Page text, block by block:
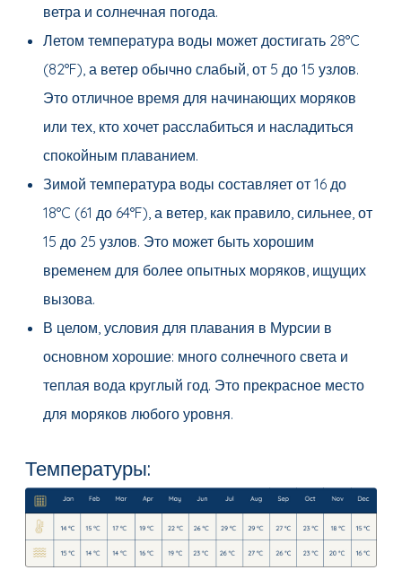
ветра и солнечная погода.
Летом температура воды может достигать 28°C
(82°F), а ветер обычно слабый, от 5 до 15 узлов.
Это отличное время для начинающих моряков
или тех, кто хочет расслабиться и насладиться
спокойным плаванием.
Зимой температура воды составляет от 16 до
18°C (61 до 64°F), а ветер, как правило, сильнее, от
15 до 25 узлов. Это может быть хорошим
временем для более опытных моряков, ищущих
вызова.
В целом, условия для плавания в Мурсии в
основном хорошие: много солнечного света и
теплая вода круглый год. Это прекрасное место
для моряков любого уровня.
Температуры: